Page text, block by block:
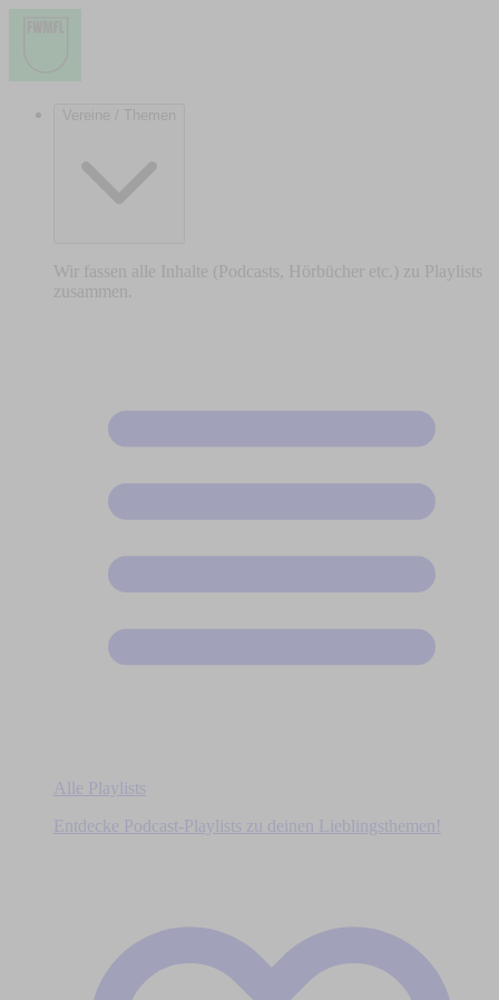
Vereine / Themen
Wir fassen alle Inhalte (Podcasts, Hörbücher etc.) zu Playlists
zusammen.
Alle Playlists
Entdecke Podcast-Playlists zu deinen Lieblingsthemen!